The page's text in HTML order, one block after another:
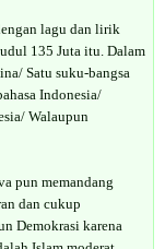
lagu dan lirik
135 Juta itu. Dalam
Satu suku-bangsa
Indonesia/
Walaupun
pun memandang
dan cukup
Demokrasi karena